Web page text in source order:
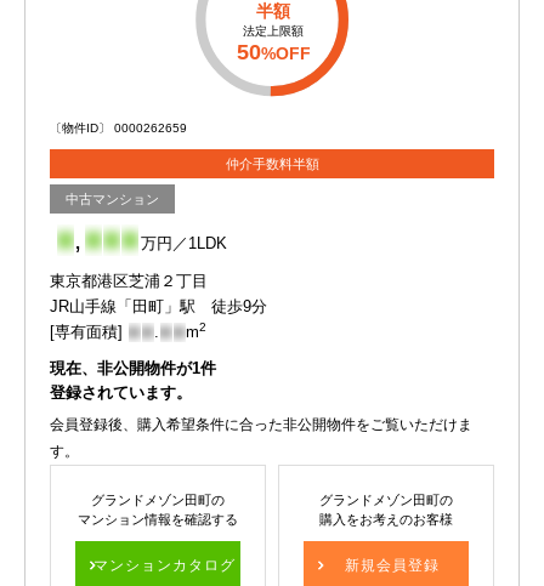
半額
法定上限額
50%OFF
〔物件ID〕 0000262659
仲介手数料半額
中古マンション
- ,- - - 万円／1LDK
東京都港区芝浦２丁目
JR山手線「田町」駅 徒歩9分
[専有面積] - - .- - m2
現在、非公開物件が1件
登録されています。
会員登録後、購入希望条件に合った非公開物件をご覧いただけま
す。
グランドメゾン田町の
マンション情報を確認する
マンションカタログ
グランドメゾン田町の
購入をお考えのお客様
新規会員登録